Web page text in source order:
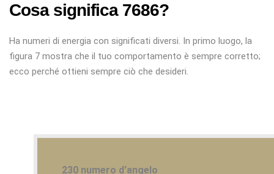
Cosa significa 7686?
Ha numeri di energia con significati diversi. In primo luogo, la
figura 7 mostra che il tuo comportamento è sempre corretto;
ecco perché ottieni sempre ciò che desideri.
230 numero d'angelo